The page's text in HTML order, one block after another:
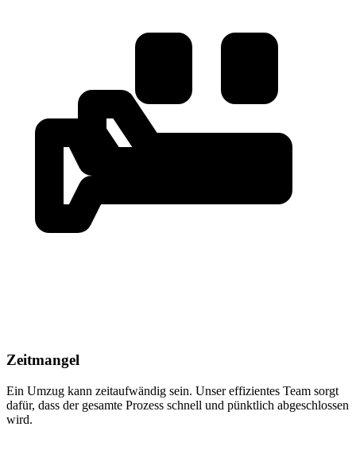
Zeitmangel
Ein Umzug kann zeitaufwändig sein. Unser effizientes Team sorgt
dafür, dass der gesamte Prozess schnell und pünktlich abgeschlossen
wird.